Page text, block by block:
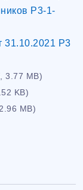
Р3-1-
31.10.2021 Р3
3.77 MB)
KB)
MB)